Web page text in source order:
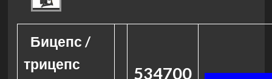
Бицепс /
трицепс
534700